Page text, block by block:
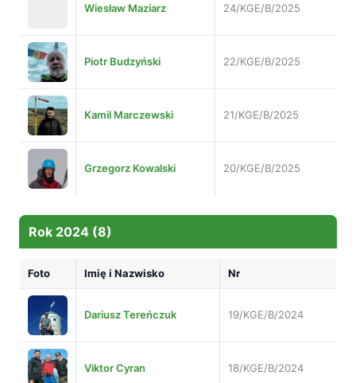
Wiesław Maziarz 24/KGE/B/2025
Piotr Budzyński 22/KGE/B/2025
Kamil Marczewski 21/KGE/B/2025
Grzegorz Kowalski 20/KGE/B/2025
Rok 2024 (8)
Foto Imię i Nazwisko Nr
Dariusz Tereńczuk 19/KGE/B/2024
Viktor Cyran 18/KGE/B/2024